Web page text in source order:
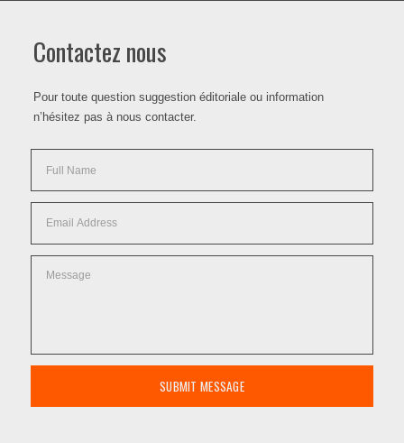
Contactez nous
Pour toute question suggestion éditoriale ou information
n’hésitez pas à nous contacter.
SUBMIT MESSAGE